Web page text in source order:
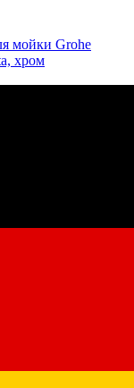
мойки Grohe
хром